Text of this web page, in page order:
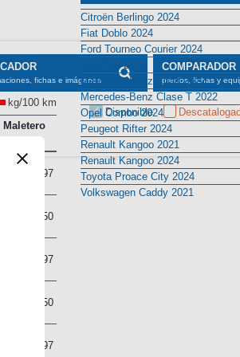
fichas e imágenes
COMPARADOR
precios, fichas y
Disponible
kg/100 km
Maletero
597
850
597
850
597
Citroën Berlingo 2024
Fiat Doblo 2024
Ford Tourneo Courier 2024
KIA PV5 2025
Mercedes-Benz Citan 2022
Mercedes-Benz Clase T 2022
Opel Combo 2024
Peugeot Rifter 2024
Renault Kangoo 2021
Renault Kangoo 2024
Toyota Proace City 2024
Volkswagen Caddy 2021